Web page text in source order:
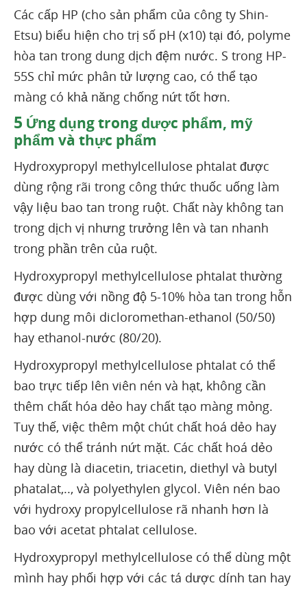
Các cấp HP (cho sản phẩm của công ty Shin-
Etsu) biểu hiện cho trị số pH (x10) tại đó, polyme
hòa tan trong dung dịch đệm nước. S trong HP-
55S chỉ mức phân tử lượng cao, có thể tạo
màng có khả năng chống nứt tốt hơn.
5 Ứng dụng trong dược phẩm, mỹ
phẩm và thực phẩm
Hydroxypropyl methylcellulose phtalat được
dùng rộng rãi trong công thức thuốc uống làm
vậy liệu bao tan trong ruột. Chất này không tan
trong dịch vị nhưng trưởng lên và tan nhanh
trong phần trên của ruột.
Hydroxypropyl methylcellulose phtalat thường
được dùng với nồng độ 5-10% hòa tan trong hỗn
hợp dung môi dicloromethan-ethanol (50/50)
hay ethanol-nước (80/20).
Hydroxypropyl methylcellulose phtalat có thể
bao trực tiếp lên viên nén và hạt, không cần
thêm chất hóa dẻo hay chất tạo màng mỏng.
Tuy thế, việc thêm một chút chất hoá dẻo hay
nước có thể tránh nứt mặt. Các chất hoá dẻo
hay dùng là diacetin, triacetin, diethyl và butyl
phatalat,.., và polyethylen glycol. Viên nén bao
với hydroxy propylcellulose rã nhanh hơn là
bao với acetat phtalat cellulose.
Hydroxypropyl methylcellulose có thể dùng một
mình hay phối hợp với các tá dược dính tan hay